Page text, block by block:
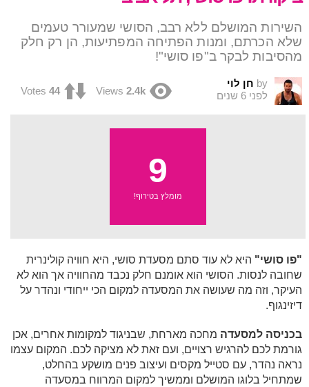
השירות המושלם ללא רבב, הסושי שמעורר טעמים
שלא הכרתם, ומנות הפתיחה המפתיעות, הן רק חלק
מהסיבות לבקר ב"פו סושי"!
by חן לוי
לפני 6 שנים
2.4k
Views
44
Votes
9
מומלץ בטירוף!
"פו סושי" היא לא עוד סתם מסעדת סושי, היא חוויה קולינרית
שחובה לנסות. הסושי הוא אומנם חלק נכבד מהחוויה אך הוא לא
העיקר, וזה מה שעושה את המסעדה למקום הכי ייחודי ונהדר על
דיזינגוף.
בכניסה למסעדה מחכה מארחת, שבניגוד למקומות אחרים, אכן
גורמת לכם להרגיש רצויים, ועם זאת לא מציקה לכם. המקום עצמו
נראה נהדר, עם סטייל מקסים ועיצוב פנים מושקע בהחלט,
שמתחיל בלוגו המושלם וממשיך למקום המרווח במסעדה